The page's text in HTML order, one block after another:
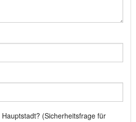
(Sicherheitsfrage für